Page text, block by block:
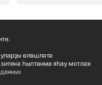
уларҙы өлөшләтә
һылтанма яһау мотлаҡ.